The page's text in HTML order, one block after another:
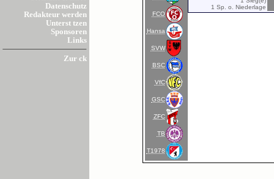
Datenschutz
Redakteur werden
Unterst tzen
Sponsoren
Links
Zur ck
FCO
Hansa
SVW
BSC
VfC
GSC
ZFC
TB
T1978
1 Sp. o. Niederlage